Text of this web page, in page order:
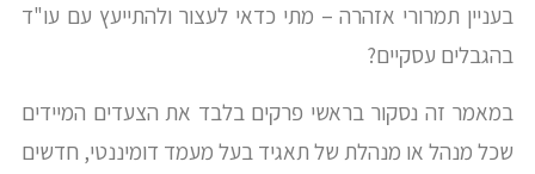
בעניין תמרורי אזהרה – מתי כדאי לעצור ולהתייעץ עם עו"ד
בהגבלים עסקיים?
במאמר זה נסקור בראשי פרקים בלבד את הצעדים המיידים
שכל מנהל או מנהלת של תאגיד בעל מעמד דומיננטי, חדשים